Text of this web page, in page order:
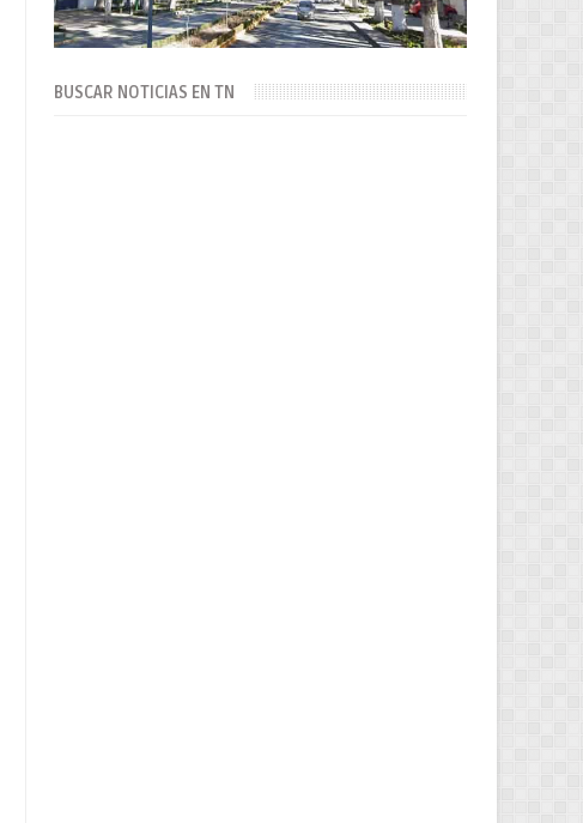
BUSCAR NOTICIAS EN TN